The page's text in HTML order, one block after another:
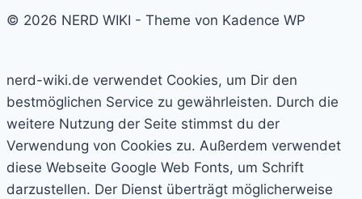
© 2026 NERD WIKI - Theme von Kadence WP
nerd-wiki.de verwendet Cookies, um Dir den
bestmöglichen Service zu gewährleisten. Durch die
weitere Nutzung der Seite stimmst du der
Verwendung von Cookies zu. Außerdem verwendet
diese Webseite Google Web Fonts, um Schrift
darzustellen. Der Dienst überträgt möglicherweise